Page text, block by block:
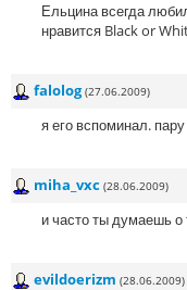
Ельцина всегда
нравится Black or
falolog (27.06.2009)
я его вспоминал.
miha_vxc (28.06.2009)
и часто ты думаешь о
evildoerizm (28.06.2009)